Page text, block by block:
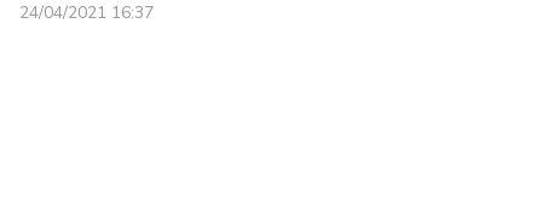
24/04/2021 16:37